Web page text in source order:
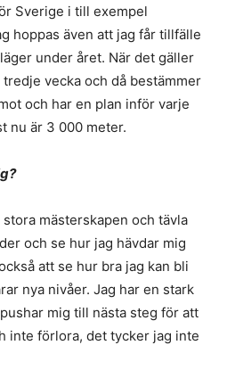
Sverige i till exempel
hoppas även att jag får tillfälle
under året. När det gäller
vecka och då bestämmer
och har en plan inför varje
nu är 3 000 meter.
mästerskapen och tävla
och se hur jag hävdar mig
att se hur bra jag kan bli
nya nivåer. Jag har en stark
mig till nästa steg för att
inte förlora, det tycker jag inte